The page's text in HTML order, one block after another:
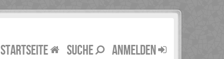
STARTSEITE SUCHE ANMELDEN